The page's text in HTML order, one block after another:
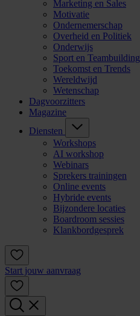
Marketing en Sales
Motivatie
Ondernemerschap
Overheid en Politiek
Onderwijs
Sport en Teambuilding
Toekomst en Trends
Wereldwijd
Wetenschap
Dagvoorzitters
Magazine
Diensten
Workshops
AI workshop
Webinars
Sprekers trainingen
Online events
Hybride events
Bijzondere locaties
Boardroom sessies
Klankbordgesprek
Start jouw aanvraag